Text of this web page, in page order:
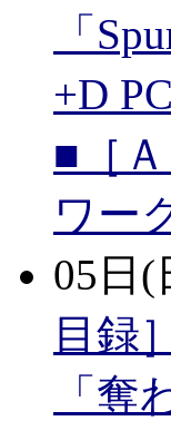
「
+D
■［
ワー
05日(
目録
「奪